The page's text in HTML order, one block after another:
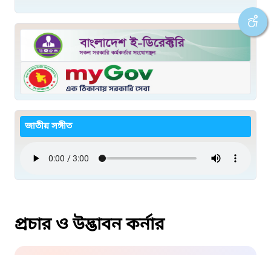
জাতীয় সঙ্গীত
প্রচার ও উদ্ভাবন কর্নার